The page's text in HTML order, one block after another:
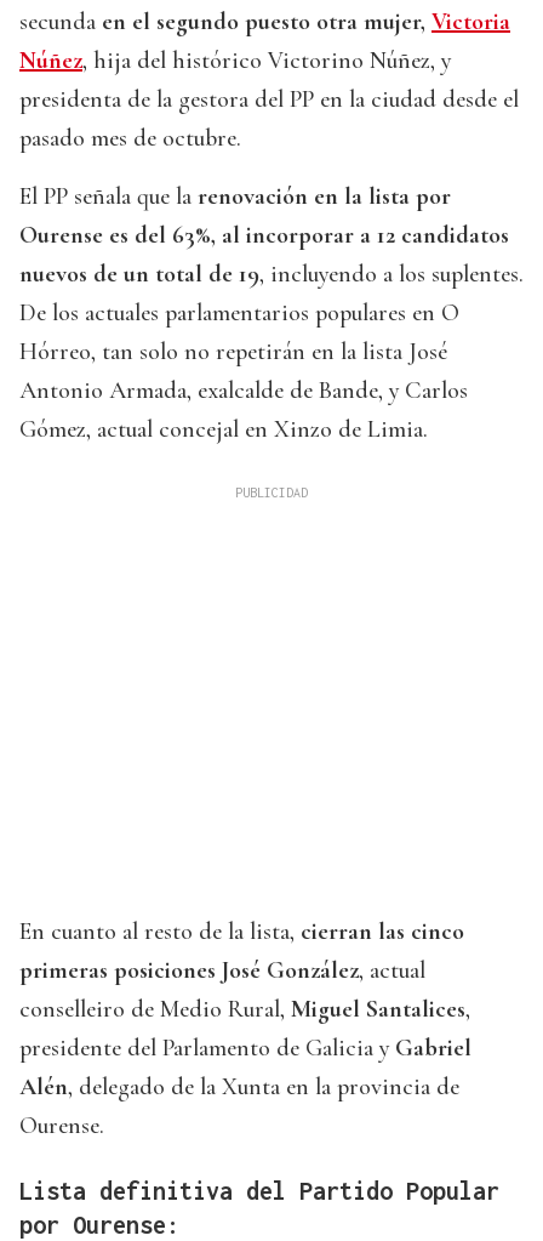
secunda en el segundo puesto otra mujer, Victoria
Núñez, hija del histórico Victorino Núñez, y
presidenta de la gestora del PP en la ciudad desde el
pasado mes de octubre.
El PP señala que la renovación en la lista por
Ourense es del 63%, al incorporar a 12 candidatos
nuevos de un total de 19, incluyendo a los suplentes.
De los actuales parlamentarios populares en O
Hórreo, tan solo no repetirán en la lista José
Antonio Armada, exalcalde de Bande, y Carlos
Gómez, actual concejal en Xinzo de Limia.
En cuanto al resto de la lista, cierran las cinco
primeras posiciones José González, actual
conselleiro de Medio Rural, Miguel Santalices,
presidente del Parlamento de Galicia y Gabriel
Alén, delegado de la Xunta en la provincia de
Ourense.
Lista definitiva del Partido Popular
por Ourense: